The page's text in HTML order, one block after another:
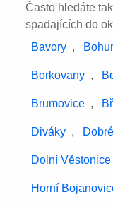
Často hledáte
spadajících do
Bavory ,
Borkovany ,
Brumovice ,
Diváky ,
Dolní Věstonice
Horní